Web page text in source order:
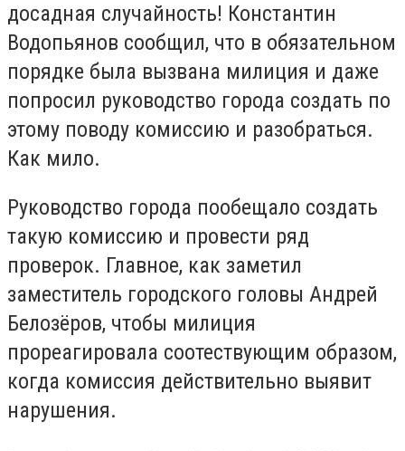
досадная случайность! Константин
Водопьянов сообщил, что в обязательном
порядке была вызвана милиция и даже
попросил руководство города создать по
этому поводу комиссию и разобраться.
Как мило.
Руководство города пообещало создать
такую комиссию и провести ряд
проверок. Главное, как заметил
заместитель городского головы Андрей
Белозёров, чтобы милиция
прореагировала соотествующим образом,
когда комиссия действительно выявит
нарушения.